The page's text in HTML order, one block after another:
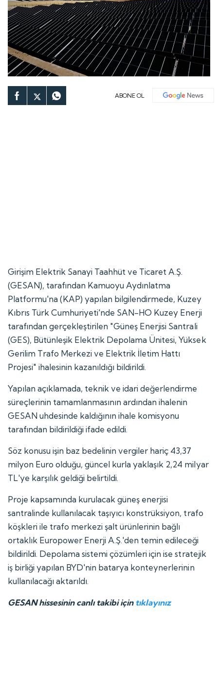
ABONE OL
Girişim Elektrik Sanayi Taahhüt ve Ticaret A.Ş.
(GESAN), tarafından Kamuoyu Aydınlatma
Platformu'na (KAP) yapılan bilgilendirmede, Kuzey
Kıbrıs Türk Cumhuriyeti'nde SAN-HO Kuzey Enerji
tarafından gerçekleştirilen "Güneş Enerjisi Santrali
(GES), Bütünleşik Elektrik Depolama Ünitesi, Yüksek
Gerilim Trafo Merkezi ve Elektrik İletim Hattı
Projesi" ihalesinin kazanıldığı bildirildi.
Yapılan açıklamada, teknik ve idari değerlendirme
süreçlerinin tamamlanmasının ardından ihalenin
GESAN uhdesinde kaldığının ihale komisyonu
tarafından bildirildiği ifade edildi.
Söz konusu işin baz bedelinin vergiler hariç 43,37
milyon Euro olduğu, güncel kurla yaklaşık 2,24 milyar
TL'ye karşılık geldiği belirtildi.
Proje kapsamında kurulacak güneş enerjisi
santralinde kullanılacak taşıyıcı konstrüksiyon, trafo
köşkleri ile trafo merkezi şalt ürünlerinin bağlı
ortaklık Europower Enerji A.Ş.'den temin edileceği
bildirildi. Depolama sistemi çözümleri için ise stratejik
iş birliği yapılan BYD'nin batarya konteynerlerinin
kullanılacağı aktarıldı.
GESAN hissesinin canlı takibi için tıklayınız